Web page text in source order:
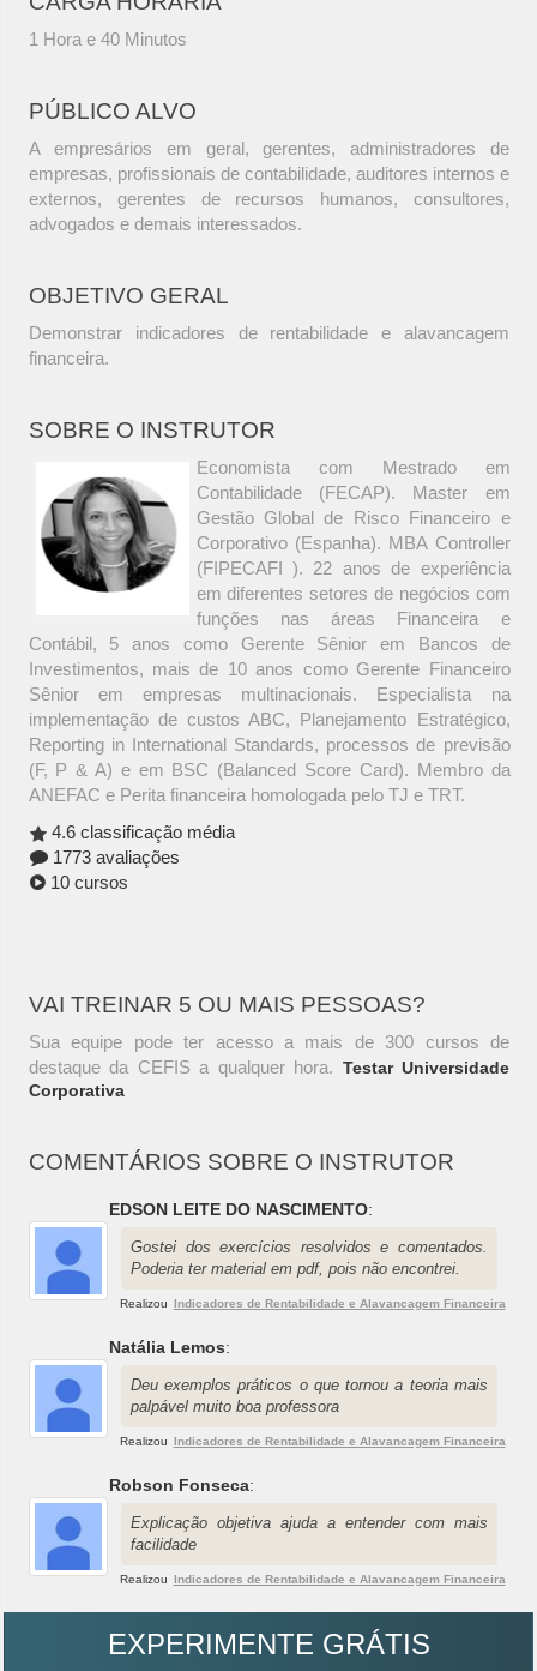
1 Hora e 40 Minutos
PÚBLICO ALVO
A empresários em geral, gerentes, administradores de
empresas, profissionais de contabilidade, auditores internos e
externos, gerentes de recursos humanos, consultores,
advogados e demais interessados.
OBJETIVO GERAL
Demonstrar indicadores de rentabilidade e alavancagem
financeira.
SOBRE O INSTRUTOR
Economista com Mestrado em
Contabilidade (FECAP). Master em
Gestão Global de Risco Financeiro e
Corporativo (Espanha). MBA Controller
(FIPECAFI ). 22 anos de experiência
em diferentes setores de negócios com
funções nas áreas Financeira e
Contábil, 5 anos como Gerente Sênior em Bancos de
Investimentos, mais de 10 anos como Gerente Financeiro
Sênior em empresas multinacionais. Especialista na
implementação de custos ABC, Planejamento Estratégico,
Reporting in International Standards, processos de previsão
(F, P & A) e em BSC (Balanced Score Card). Membro da
ANEFAC e Perita financeira homologada pelo TJ e TRT.
4.6 classificação média
1773 avaliações
10 cursos
VAI TREINAR 5 OU MAIS PESSOAS?
Sua equipe pode ter acesso a mais de 300 cursos de
destaque da CEFIS a qualquer hora. Testar Universidade
Corporativa
COMENTÁRIOS SOBRE O INSTRUTOR
EDSON LEITE DO NASCIMENTO:
Gostei dos exercícios resolvidos e comentados.
Poderia ter material em pdf, pois não encontrei.
Realizou Indicadores de Rentabilidade e Alavancagem Financeira
Natália Lemos:
Deu exemplos práticos o que tornou a teoria mais
palpável muito boa professora
Realizou Indicadores de Rentabilidade e Alavancagem Financeira
Robson Fonseca:
Explicação objetiva ajuda a entender com mais
facilidade
Realizou Indicadores de Rentabilidade e Alavancagem Financeira
EXPERIMENTE GRÁTIS